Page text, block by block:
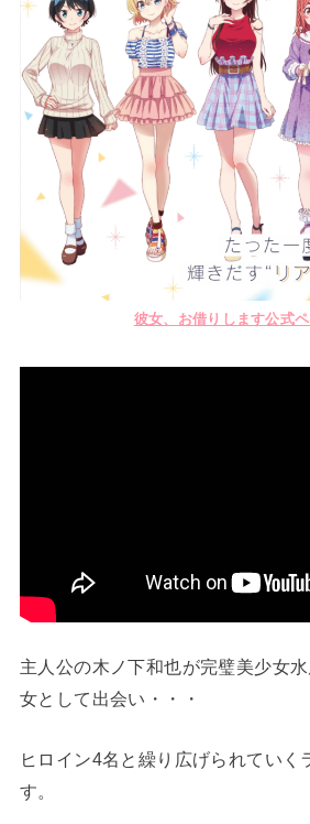
彼女、お借りします公式
主人公の木ノ下和也が完璧美少女
女として出会い・・・
ヒロイン4名と繰り広げられていく
す。